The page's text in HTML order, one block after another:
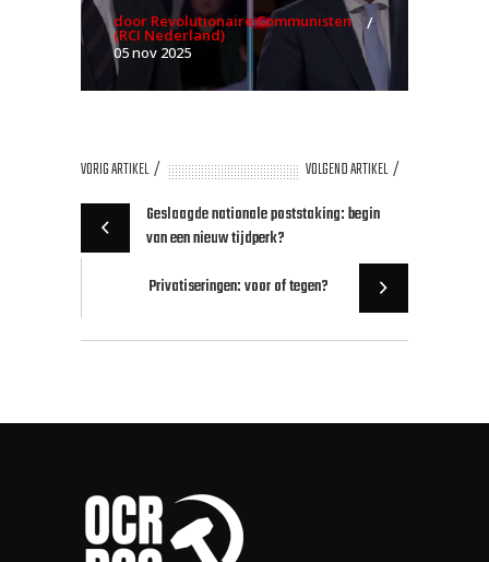
door Revolutionaire Communisten
(RCI Nederland)
05 nov 2025
VORIG ARTIKEL
VOLGEND ARTIKEL
Geslaagde nationale poststaking: begin
van een nieuw tijdperk?
Privatiseringen: voor of tegen?